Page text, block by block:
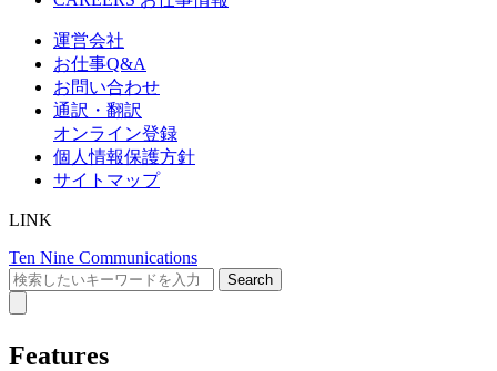
運営会社
お仕事Q&A
お問い合わせ
通訳・翻訳
オンライン登録
個人情報保護方針
サイトマップ
LINK
Ten Nine Communications
Features